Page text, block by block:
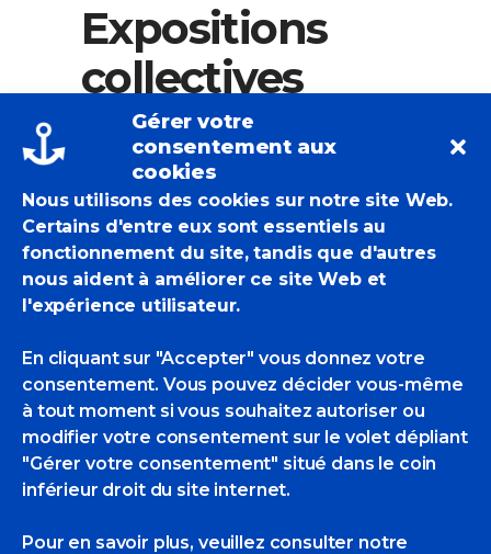
Gérer votre
consentement aux
cookies
Nous utilisons des cookies sur notre site Web.
Certains d'entre eux sont essentiels au
fonctionnement du site, tandis que d'autres
nous aident à améliorer ce site Web et
l'expérience utilisateur.
En cliquant sur "Accepter" vous donnez votre
consentement. Vous pouvez décider vous-même
à tout moment si vous souhaitez autoriser ou
modifier votre consentement sur le volet dépliant
"Gérer votre consentement" situé dans le coin
inférieur droit du site internet.
Pour en savoir plus, veuillez consulter notre
Expositions
collectives
Salon d’arts
plastiques